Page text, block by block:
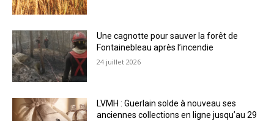
Une cagnotte pour sauver la forêt de
Fontainebleau après l’incendie
24 juillet 2026
LVMH : Guerlain solde à nouveau ses
anciennes collections en ligne jusqu’au 29